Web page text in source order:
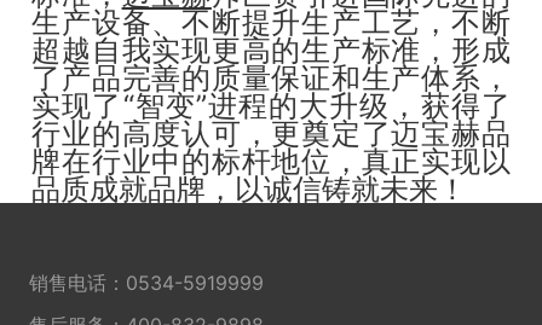
生产设备、不断提升生产工艺，不断
超越自我实现更高的生产标准，形成
了产品完善的质量保证和生产体系，
实现了“智变”进程的大升级，获得了
行业的高度认可，更奠定了迈宝赫品
牌在行业中的标杆地位，真正实现以
品质成就品牌，以诚信铸就未来！
销售电话： 0534-5919999